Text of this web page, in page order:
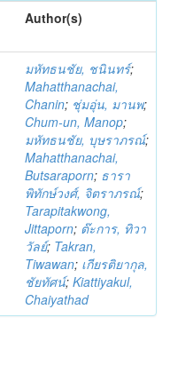
Author(s)
มหัทธนชัย, ชนินทร์;
Mahatthanachai,
Chanin; ชุ่มอุ่น, มานพ;
Chum-un, Manop;
มหัทธนชัย, บุษราภรณ์;
Mahatthanachai,
Butsaraporn; ธารา
พิทักษ์วงศ์, จิตราภรณ์;
Tarapitakwong,
Jittaporn; ต๊ะการ, ทิวา
วัลย์; Takran,
Tiwawan; เกียรติยากุล,
ชัยทัศน์; Kiattiyakul,
Chaiyathad